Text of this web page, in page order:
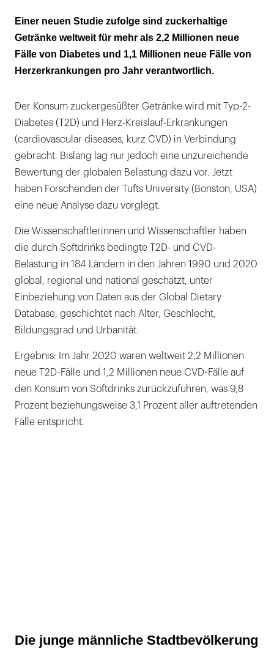
Die junge männliche Stadtbevölkerung ist
besonders betroffen
Einer neuen Studie zufolge sind zuckerhaltige
Getränke weltweit für mehr als 2,2 Millionen neue
Fälle von Diabetes und 1,1 Millionen neue Fälle von
Herzerkrankungen pro Jahr verantwortlich.
Der Konsum zuckergesüßter Getränke wird mit Typ-2-
Diabetes (T2D) und Herz-Kreislauf-Erkrankungen
(cardiovascular diseases, kurz CVD) in Verbindung
gebracht. Bislang lag nur jedoch eine unzureichende
Bewertung der globalen Belastung dazu vor. Jetzt
haben Forschenden der Tufts University (Bonston, USA)
eine neue Analyse dazu vorglegt.
Die Wissenschaftlerinnen und Wissenschaftler haben
die durch Softdrinks bedingte T2D- und CVD-
Belastung in 184 Ländern in den Jahren 1990 und 2020
global, regional und national geschätzt, unter
Einbeziehung von Daten aus der Global Dietary
Database, geschichtet nach Alter, Geschlecht,
Bildungsgrad und Urbanität.
Ergebnis: Im Jahr 2020 waren weltweit 2,2 Millionen
neue T2D-Fälle und 1,2 Millionen neue CVD-Fälle auf
den Konsum von Softdrinks zurückzuführen, was 9,8
Prozent beziehungsweise 3,1 Prozent aller auftretenden
Fälle entspricht.
Die junge männliche Stadtbevölkerung